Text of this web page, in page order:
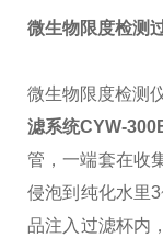
微生物限度检测
微生物限度检测
滤系统CYW-
管，一端套在收
侵泡到纯化水里
品注入过滤杯内